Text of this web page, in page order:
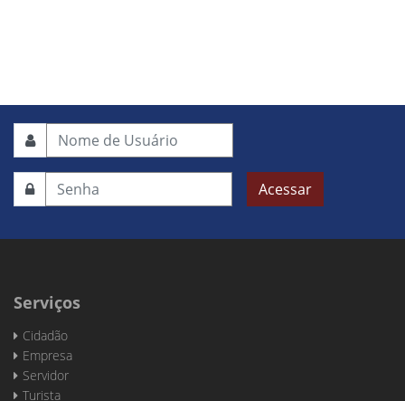
Acessar
Serviços
Cidadão
Empresa
Servidor
Turista